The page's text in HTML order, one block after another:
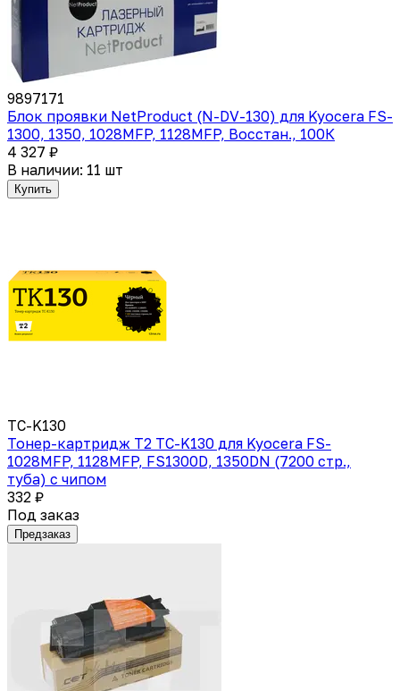
9897171
Блок проявки NetProduct (N-DV-130) для Kyocera FS-
1300, 1350, 1028MFP, 1128MFP, Восстан., 100К
4 327 ₽
В наличии: 11 шт
Купить
TC-K130
Тонер-картридж T2 TC-K130 для Kyocera FS-
1028MFP, 1128MFP, FS1300D, 1350DN (7200 стр.,
туба) с чипом
332 ₽
Под заказ
Предзаказ